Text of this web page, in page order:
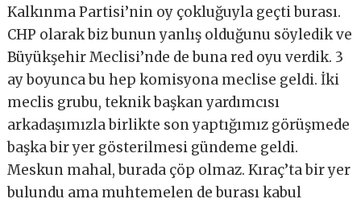
Kalkınma Partisi’nin oy çokluğuyla geçti burası.
CHP olarak biz bunun yanlış olduğunu söyledik ve
Büyükşehir Meclisi’nde de buna red oyu verdik. 3
ay boyunca bu hep komisyona meclise geldi. İki
meclis grubu, teknik başkan yardımcısı
arkadaşımızla birlikte son yaptığımız görüşmede
başka bir yer gösterilmesi gündeme geldi.
Meskun mahal, burada çöp olmaz. Kıraç’ta bir yer
bulundu ama muhtemelen de burası kabul